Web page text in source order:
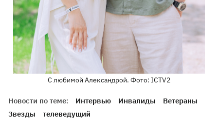
С любимой Александрой. Фото: ICTV2
Новости по теме: Интервью Инвалиды
Ветераны
Звезды
телеведущий